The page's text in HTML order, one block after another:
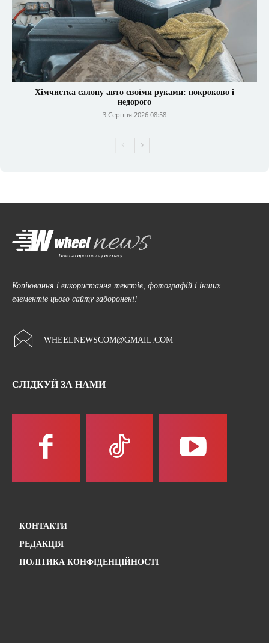
Хімчистка салону авто своїми руками: покроково і
недорого
3 Серпня 2026 08:58
Копіювання і використання текстів, фотографій і інших
елементів цього сайту заборонені!
WHEELNEWSCOM@GMAIL.COM
СЛІДКУЙ ЗА НАМИ
КОНТАКТИ
РЕДАКЦІЯ
ПОЛІТИКА КОНФІДЕНЦІЙНОСТІ